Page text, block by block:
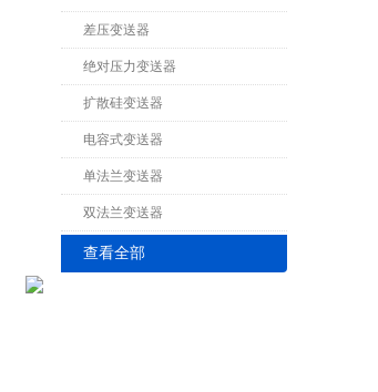
差压变送器
绝对压力变送器
扩散硅变送器
电容式变送器
单法兰变送器
双法兰变送器
查看全部